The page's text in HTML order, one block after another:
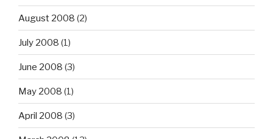
August 2008 (2)
July 2008 (1)
June 2008 (3)
May 2008 (1)
April 2008 (3)